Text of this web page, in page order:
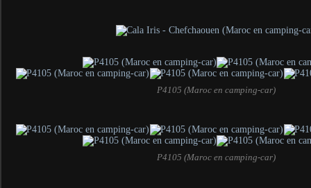
P4105 (Maroc en camping-car)
P4105 (Maroc en camping-car)